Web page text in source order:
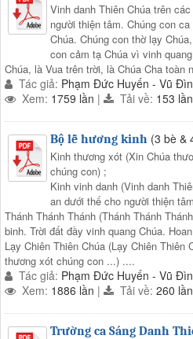
Vinh danh Thiên Chúa trên
người thiện tâm. Chúng con
Chúa. Chúng con thờ lạy
con cảm tạ Chúa vì vinh
Chúa, là Vua trên trời, là Chúa Cha toàn
Tác giả: Phạm Đức Huyến - Vũ
Xem: 1759 lần | Tải về: 153 lần
Bộ lễ hương kinh (3 bè &
Kinh thương xót (Xin Chúa
chúng con) ;
Kinh vinh danh (Vinh danh
an dưới thế cho người thiện
Thánh Thánh Thánh (Thánh Thánh
binh. Trời đất đầy vinh quang Chúa.
Lạy Chiên Thiên Chúa (Lạy Chiên
thương xót chúng con ...) ....
Tác giả: Phạm Đức Huyến - Vũ
Xem: 1886 lần | Tải về: 260 lần
Trường ca Sáng Danh